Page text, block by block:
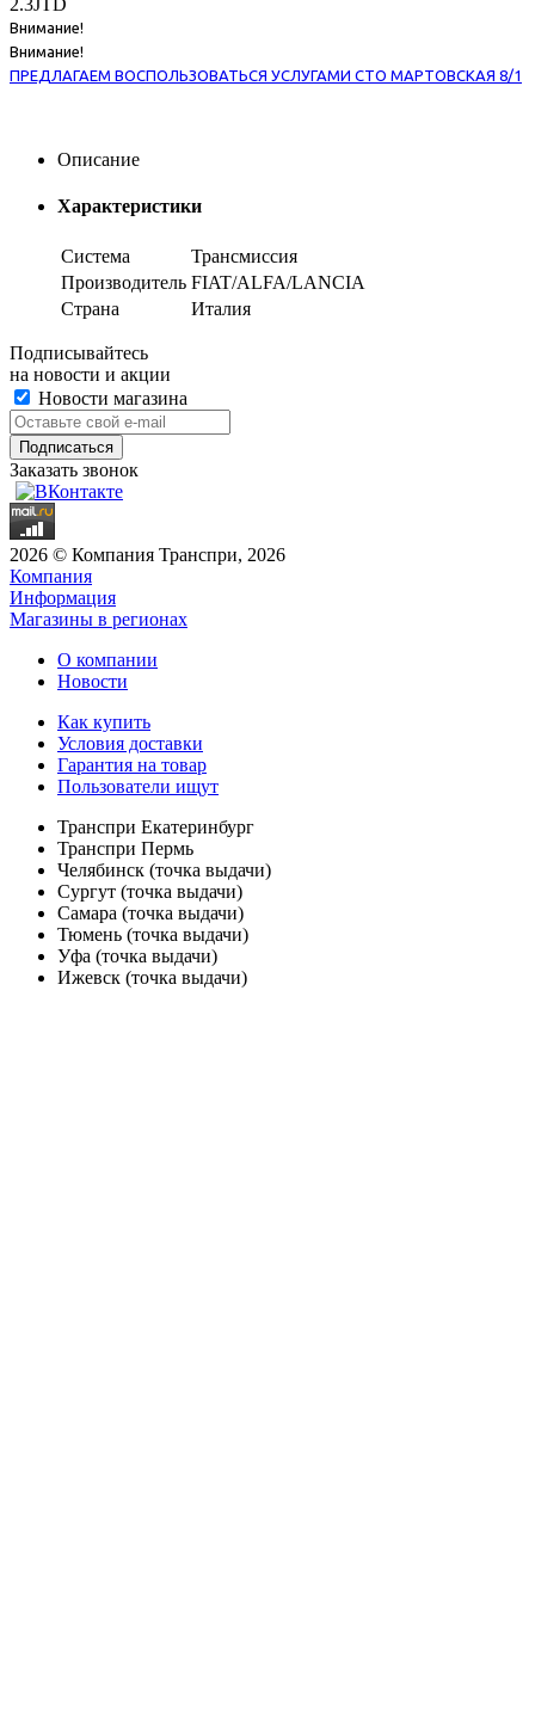
Внимание!
Внимание!
ПРЕДЛАГАЕМ ВОСПОЛЬЗОВАТЬСЯ УСЛУГАМИ СТО МАРТОВСКАЯ 8/1
Описание
Характеристики
Система
Трансмиссия
Производитель FIAT/ALFA/LANCIA
Страна
Италия
Подписывайтесь
на новости и акции
Новости магазина
Заказать звонок
2026 © Компания Транспри, 2026
Компания
Информация
Магазины в регионах
О компании
Новости
Как купить
Условия доставки
Гарантия на товар
Пользователи ищут
Транспри Екатеринбург
Транспри Пермь
Челябинск (точка выдачи)
Сургут (точка выдачи)
Самара (точка выдачи)
Тюмень (точка выдачи)
Уфа (точка выдачи)
Ижевск (точка выдачи)